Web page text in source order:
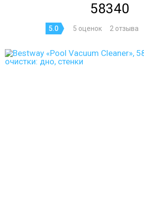
58340
5.0 5 оценок 2 отзыва